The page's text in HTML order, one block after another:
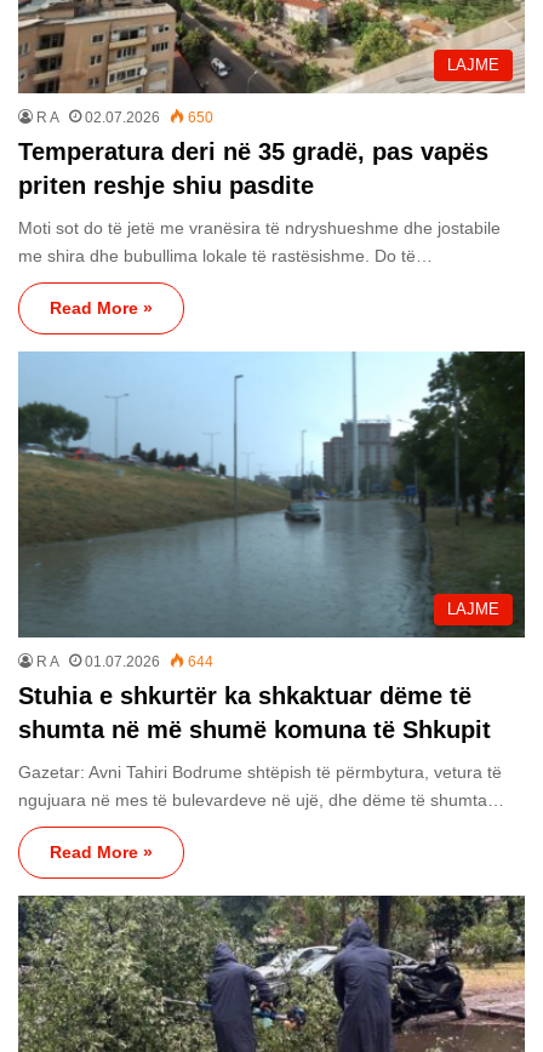
LAJME
R A 02.07.2026 650
Temperatura deri në 35 gradë, pas vapës
priten reshje shiu pasdite
Moti sot do të jetë me vranësira të ndryshueshme dhe jostabile
me shira dhe bubullima lokale të rastësishme. Do të…
Read More »
LAJME
R A 01.07.2026 644
Stuhia e shkurtër ka shkaktuar dëme të
shumta në më shumë komuna të Shkupit
Gazetar: Avni Tahiri Bodrume shtëpish të përmbytura, vetura të
ngujuara në mes të bulevardeve në ujë, dhe dëme të shumta…
Read More »